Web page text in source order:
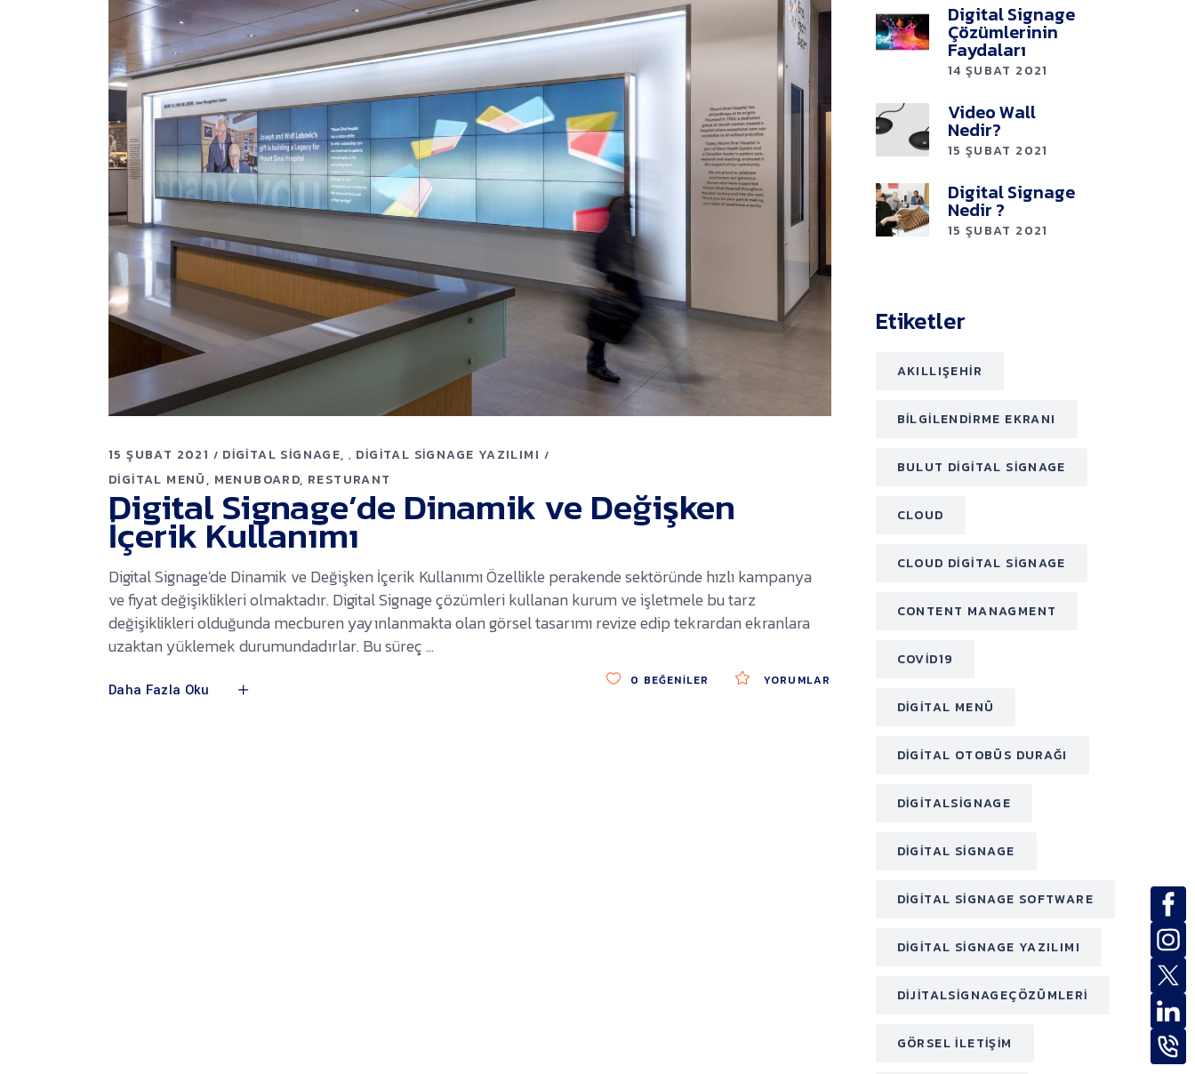
15 ŞUBAT 2021 DIGITAL SIGNAGE , DIGITAL SIGNAGE YAZILIMI
DIGITAL MENÜ
MENUBOARD RESTURANT
Digital Signage’de Dinamik ve Değişken
İçerik Kullanımı
Digital Signage'de Dinamik ve Değişken İçerik Kullanımı Özellikle perakende sektöründe hızlı kampanya
ve fiyat değişiklikleri olmaktadır. Digital Signage çözümleri kullanan kurum ve işletmele bu tarz
değişiklikleri olduğunda mecburen yayınlanmakta olan görsel tasarımı revize edip tekrardan ekranlara
uzaktan yüklemek durumundadırlar. Bu süreç
Daha Fazla Oku
YORUMLAR
0 BEĞENILER
Digital Signage
Çözümlerinin
Faydaları
14 ŞUBAT 2021
Video Wall
Nedir?
15 ŞUBAT 2021
Digital Signage
Nedir ?
15 ŞUBAT 2021
Etiketler
AKILLIŞEHIR
BILGILENDIRME EKRANI
BULUT DIGITAL SIGNAGE
CLOUD
CLOUD DIGITAL SIGNAGE
CONTENT MANAGMENT
COVID19
DIGITAL MENÜ
DIGITAL OTOBÜS DURAĞI
DIGITALSIGNAGE
DIGITAL SIGNAGE
DIGITAL SIGNAGE SOFTWARE
DIGITAL SIGNAGE YAZILIMI
DIJITALSIGNAGEÇÖZÜMLERI
GÖRSEL ILETIŞIM